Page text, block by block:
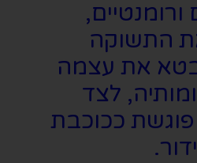
ורומנטיים,
התשוקה
את עצמה
לצד
ככוכבת